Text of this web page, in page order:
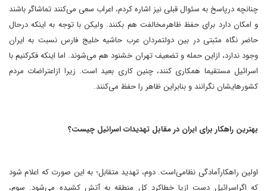
چنانچه درپاسخ به سئوال قبلی نیز اشاره کردم،‌ اعراب سعی می‌کنند تماشاگر باشند
و امکان دارد برای حفظ ظاهرمخالفت هم بکنند. ولیکن با توجه به اینکه درحال
حاضر نگاه مثبتی در بین دولتمردان عرب حاشیه خلیج فارس نسبت به ایران
وجود ندارد، ازاین حمله و تضعیف تهران خشنود هم می‌شوند. اما اینکه فکرکنیم با
اسرائیل مستقیما همکاری کنند،‌ چنین کاری بعید است. زیرا ازاعتراضات مردم
کشورهایشان نگرانند و بنابراین ظاهر را حفظ می‌کنند.
بهترین راهکار برای ایران در مقابل تهدیدات اسرائیل چیست؟
اولین راهکارآمادگی نظامی‌است. دوم، تهدید متقابل؛ به این صورت که اعلام شود
که اگراسرائیل دست ازپا خطاکرد کل منطقه به آتش کشیده می‌شود. سوم،